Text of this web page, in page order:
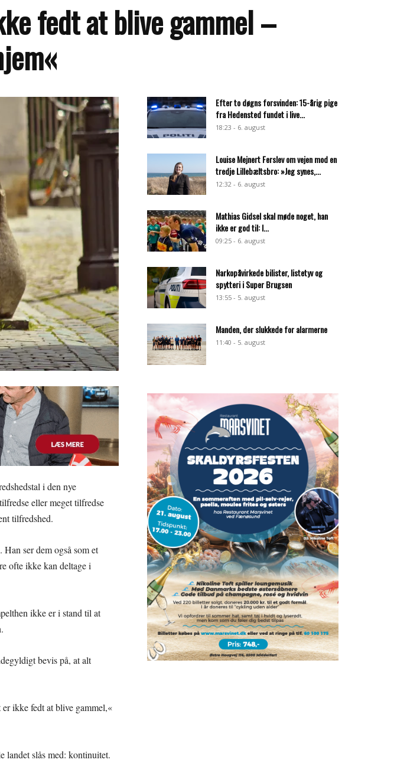
fedt at blive gammel –
i den nye
eller meget tilfredse
tilfredshed.
ser dem også som et
ofte ikke kan deltage i
ikke er i stand til at
bevis på, at alt
ikke fedt at blive gammel,«
landet slås med: kontinuitet.
Efter to døgns forsvinden: 15-årig pige
fra Hedensted fundet i live...
18:23 - 6. august
Louise Mejnert Ferslev om vejen mod en
tredje Lillebæltsbro: »Jeg synes,...
12:32 - 6. august
Mathias Gidsel skal møde noget, han
ikke er god til: I...
09:25 - 6. august
Narkopåvirkede bilister, listetyv og
spytteri i Super Brugsen
13:55 - 5. august
Manden, der slukkede for alarmerne
11:40 - 5. august